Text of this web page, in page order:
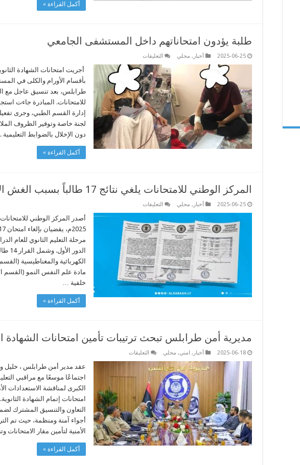
أكمل القراءة »
طلبة يؤدون امتحاناتهم داخل المستشفى الجامعي
2025-06-25 أخبار , محلي التعليقات
يؤدون
امتحاناتهم
داخل
المستشفى
الجامعي
مغلقة
أجريت امتحانات الشهادة
بأقسام الأورام والكلى في
طرابلس، بعد تنسيق عاجل مع
للامتحانات. المبادرة جاءت
إدارة القسم الطبي، وجرى
لجنة خاصة وتوفير الظروف
دون الإخلال بالضوابط
أكمل القراءة »
المركز الوطني للامتحانات يلغي نتائج 17 طالباً بسبب الغش الإلكتروني
2025-06-25 أخبار , محلي التعليقات
للامتحانات
يلغي
نتائج
17
طالباً
بسبب
الغش
الإلكتروني
مغلقة
الدور
مادة علم النفس النمو (القسم
خلفية …
أكمل القراءة »
مديرية أمن طرابلس تبحث ترتيبات تأمين امتحانات الشهادة
2025-06-18 أخبار , امني, محلي التعليقات
تبحث
تأمين
امتحانات
الشهادة
الثانوية
مغلقة
عقد مدير أمن طرابلس ، خليل
اجتماعًا موسعًا مع مراقبي
الكبرى لمناقشة الاستعدادات
امتحانات إتمام الشهادة
التعاون والتنسيق المشترك
أجواء آمنة ومنظمة، حيث تم
الأمنية لتأمين مقار
أكمل القراءة »